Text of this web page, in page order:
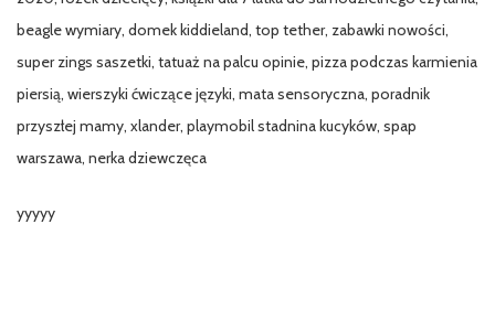
beagle wymiary, domek kiddieland, top tether, zabawki nowości,
super zings saszetki, tatuaż na palcu opinie, pizza podczas karmienia
piersią, wierszyki ćwiczące języki, mata sensoryczna, poradnik
przyszłej mamy, xlander, playmobil stadnina kucyków, spap
warszawa, nerka dziewczęca
yyyyy